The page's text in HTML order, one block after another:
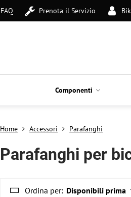
FAQ Prenota il Servizio
Componenti
Home Accessori Parafanghi
Parafanghi per
Ordina per: Disponibili prima